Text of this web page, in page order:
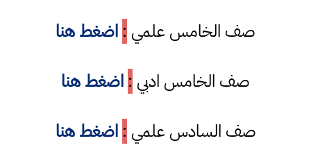
صف الخامس علمي : اضغط هنا
صف الخامس ادبي : اضغط هنا
صف السادس علمي : اضغط هنا